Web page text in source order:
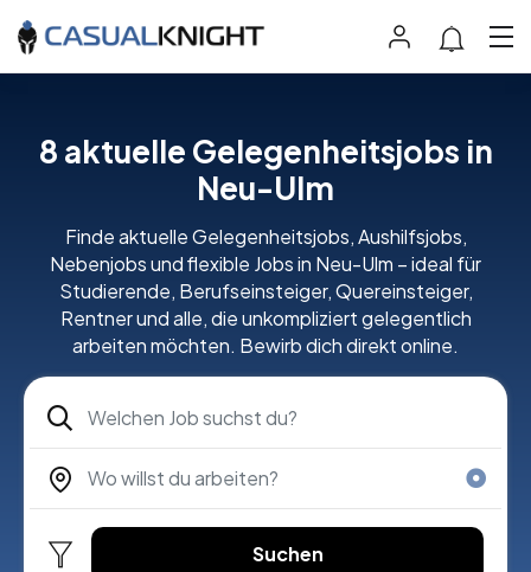
8 aktuelle Gelegenheitsjobs in
Neu-Ulm
Finde aktuelle Gelegenheitsjobs, Aushilfsjobs,
Nebenjobs und flexible Jobs in Neu-Ulm – ideal für
Studierende, Berufseinsteiger, Quereinsteiger,
Rentner und alle, die unkompliziert gelegentlich
arbeiten möchten. Bewirb dich direkt online.
Suchen